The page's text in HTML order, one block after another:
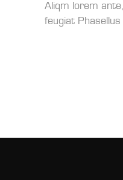
Aliqm lorem
feugiat Phasellus